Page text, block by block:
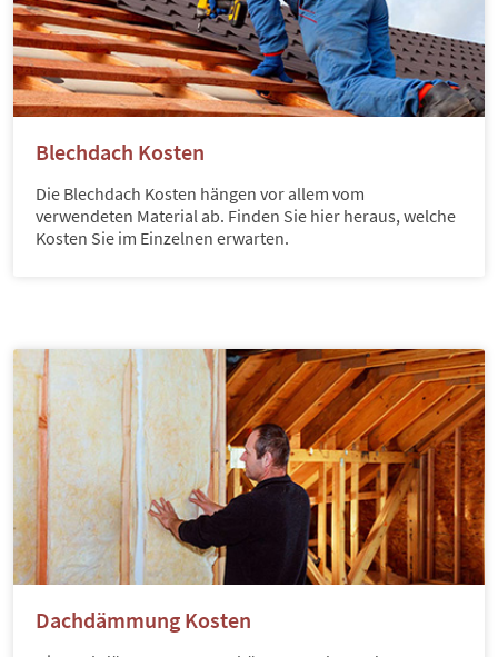
Blechdach Kosten
Die Blechdach Kosten hängen vor allem vom
verwendeten Material ab. Finden Sie hier heraus, welche
Kosten Sie im Einzelnen erwarten.
Dachdämmung Kosten